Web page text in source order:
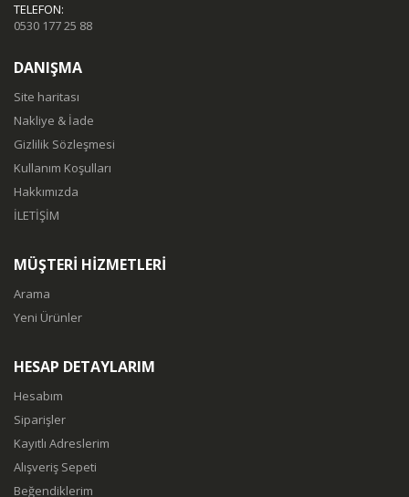
TELEFON:
0530 177 25 88
DANIŞMA
Site haritası
Nakliye & İade
Gizlilik Sözleşmesi
Kullanım Koşulları
Hakkımızda
İLETİŞİM
MÜŞTERİ HİZMETLERİ
Arama
Yeni Ürünler
HESAP DETAYLARIM
Hesabım
Siparişler
Kayıtlı Adreslerim
Alışveriş Sepeti
Beğendiklerim